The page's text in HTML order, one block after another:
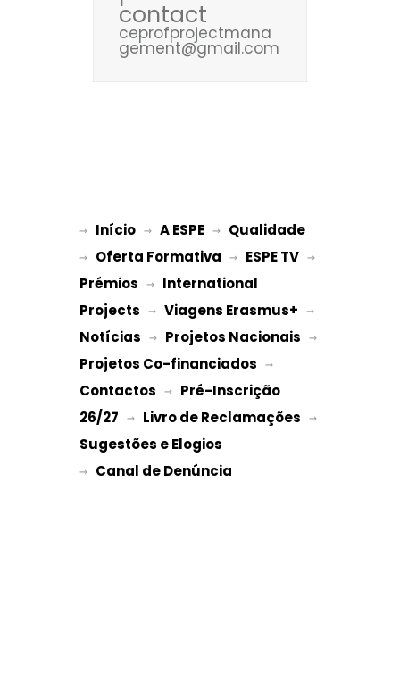
contact
ceprofprojectmana
gement@gmail.com
→ Início → A ESPE → Qualidade
→ Oferta Formativa → ESPE TV
Prémios → International
Projects → Viagens Erasmus+
Notícias → Projetos Nacionais
Projetos Co-financiados
Contactos → Pré-Inscrição
26/27 → Livro de Reclamações
Sugestões e Elogios
→